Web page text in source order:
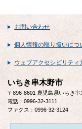
お問い合わせ
個人情報の取り扱いにつ
ウェブアクセシビリティ
いちき串木野市
〒896-8601 鹿児島県いちき
電話：0996-32-3111
ファクス：0996-32-3124